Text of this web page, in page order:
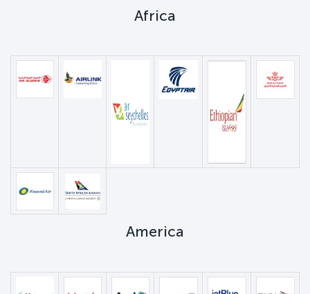
Africa
America